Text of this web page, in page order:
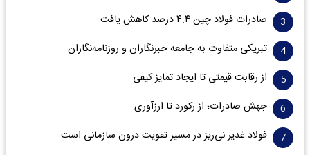
صادرات فولاد چین ۴.۴ درصد کاهش یافت
تبریکی متفاوت به جامعه خبرنگاران و روزنامه‌نگاران
از رقابت قیمتی تا ایجاد تمایز کیفی
جهش صادرات؛ از رکورد تا ارزآوری
فولاد غدیر نی‌ریز در مسیر تقویت درون سازمانی است